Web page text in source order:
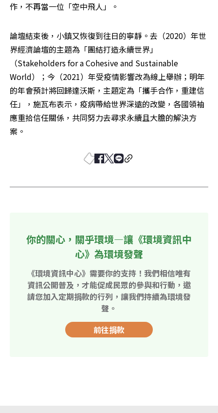
作，不再當一位「空中飛人」。
論壇結束後，小鎮又恢復到往日的寧靜。去（2020）年世
界經濟論壇的主題為「團結打造永續世界」
（Stakeholders for a Cohesive and Sustainable
World）；今（2021）年受疫情影響改為線上舉辦；明年
的年會預計將回歸達沃斯，主題定為「攜手合作，重建信
任」，施瓦布表示，疫病帶給世界深遠的改變，各國領袖
應重拾信任關係，共同努力去尋求永續且大膽的解決方
案。
你的關心，關乎環境—讓《環境資訊中
心》為環境發聲
《環境資訊中心》需要你的支持！我們相信唯有
資訊公開普及，才能促成民眾的參與和行動，邀
請您加入定期捐款的行列，讓我們持續為環境發
聲。
前往捐款